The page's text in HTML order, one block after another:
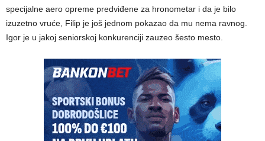
specijalne aero opreme predviđene za hronometar i da je bilo
izuzetno vruće, Filip je još jednom pokazao da mu nema ravnog.
Igor je u jakoj seniorskoj konkurenciji zauzeo šesto mesto.